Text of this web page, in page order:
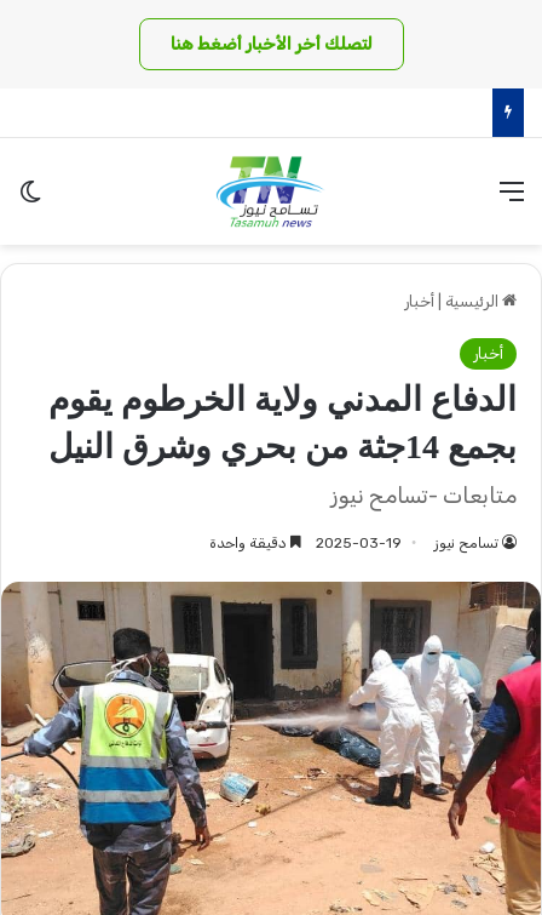
لتصلك أخر الأخبار أضغط هنا
القائمة
الرئيسية أخبار
أخبار
الدفاع المدني ولاية الخرطوم يقوم
بجمع 14جثة من بحري وشرق النيل
متابعات -تسامح نيوز
تسامح نيوز 2025-03-19 دقيقة واحدة